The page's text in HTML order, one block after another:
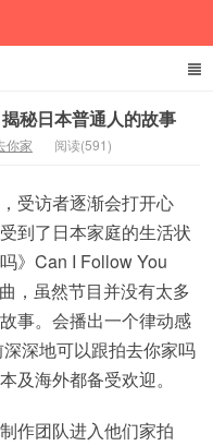
秘日本普通人的故事
你家 阅读(591)
受访者逐渐会打开心
到了日本家庭的生活状
》Can I Follow You
，虽然节目并没有太多
事。会播出一个律动感
深地可以跟拍去你家吗
及海外都备受欢迎。
作团队进入他们家拍